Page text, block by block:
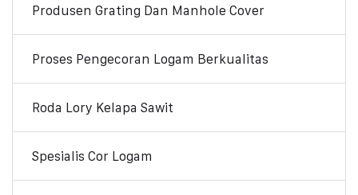
Produsen Grating Dan Manhole Cover
Proses Pengecoran Logam Berkualitas
Roda Lory Kelapa Sawit
Spesialis Cor Logam